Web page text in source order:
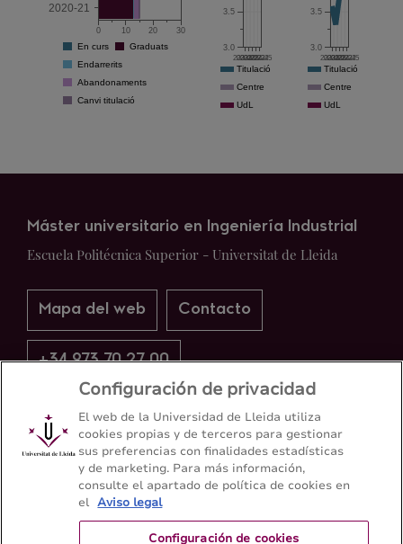
Máster universitario en Ingeniería Industrial
Escuela Politécnica Superior - Universitat de Lleida
Mapa del web Contacto
+34 973 70 27 00
Configuración de privacidad
El web de la Universidad de Lleida utiliza
cookies propias y de terceros para gestionar
sus preferencias con finalidades estadísticas
y de marketing. Para más información,
consulte el apartado de política de cookies en
el Aviso legal
Configuración de cookies